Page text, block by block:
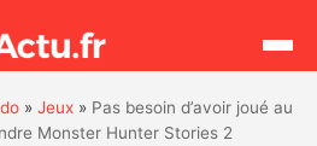
Rechercher
»Jeux » Pas besoin d’avoir joué au
Monster Hunter Stories 2